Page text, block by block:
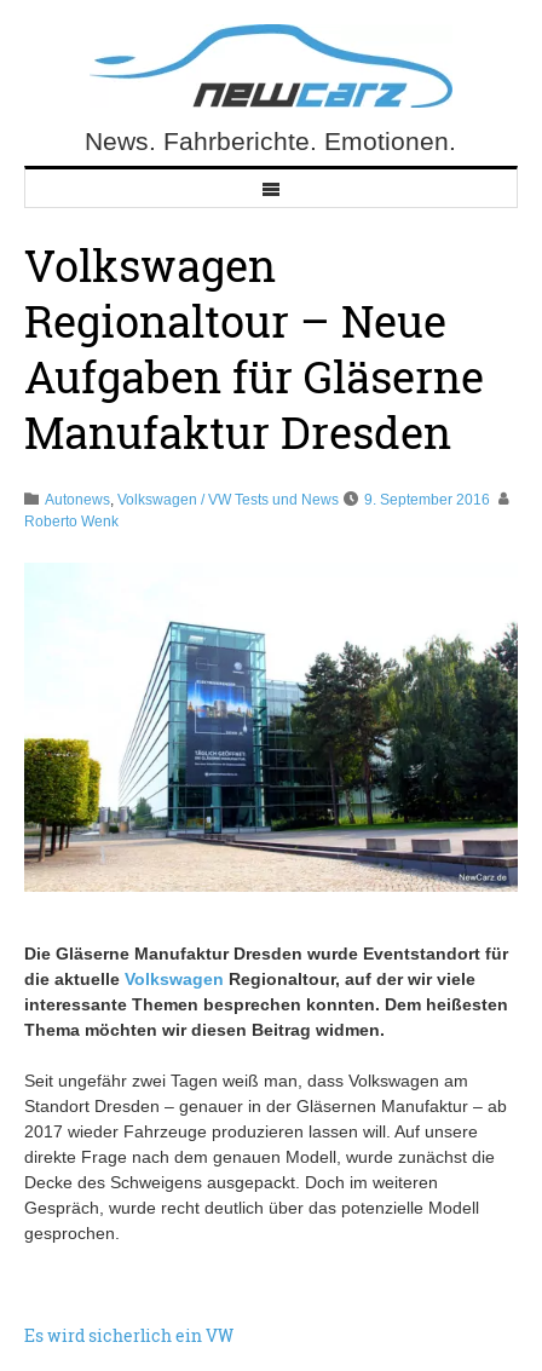
NewCarz.deNews. Fahrberichte. Emotionen.
Volkswagen
Regionaltour – Neue
Aufgaben für Gläserne
Manufaktur Dresden
Autonews, Volkswagen / VW Tests und News
9. September 2016
Roberto Wenk
Die Gläserne Manufaktur Dresden wurde Eventstandort für
die aktuelle Volkswagen Regionaltour, auf der wir viele
interessante Themen besprechen konnten. Dem heißesten
Thema möchten wir diesen Beitrag widmen.
Seit ungefähr zwei Tagen weiß man, dass Volkswagen am
Standort Dresden – genauer in der Gläsernen Manufaktur – ab
2017 wieder Fahrzeuge produzieren lassen will. Auf unsere
direkte Frage nach dem genauen Modell, wurde zunächst die
Decke des Schweigens ausgepackt. Doch im weiteren
Gespräch, wurde recht deutlich über das potenzielle Modell
gesprochen.
Es wird sicherlich ein VW